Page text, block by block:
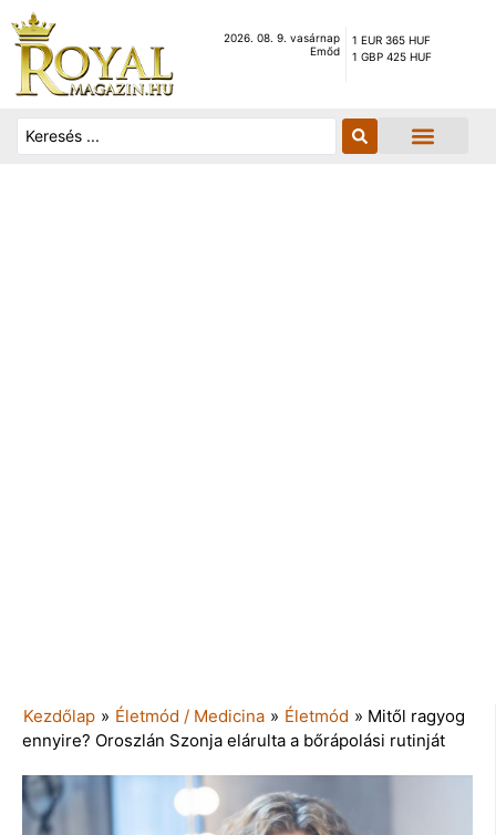
2026. 08. 9. vasárnap
Emőd
1 EUR 365 HUF
1 GBP 425 HUF
Kezdőlap » Életmód / Medicina » Életmód » Mitől ragyog
ennyire? Oroszlán Szonja elárulta a bőrápolási rutinját